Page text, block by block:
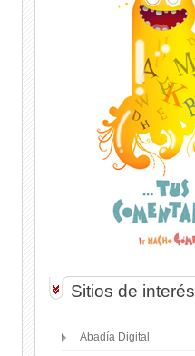
Sitios de interés
Abadía Digital